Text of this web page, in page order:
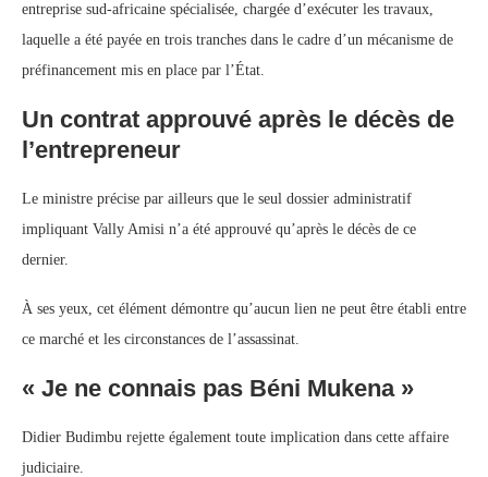
entreprise sud-africaine spécialisée, chargée d’exécuter les travaux,
laquelle a été payée en trois tranches dans le cadre d’un mécanisme de
préfinancement mis en place par l’État.
Un contrat approuvé après le décès de
l’entrepreneur
Le ministre précise par ailleurs que le seul dossier administratif
impliquant Vally Amisi n’a été approuvé qu’après le décès de ce
dernier.
À ses yeux, cet élément démontre qu’aucun lien ne peut être établi entre
ce marché et les circonstances de l’assassinat.
« Je ne connais pas Béni Mukena »
Didier Budimbu rejette également toute implication dans cette affaire
judiciaire.